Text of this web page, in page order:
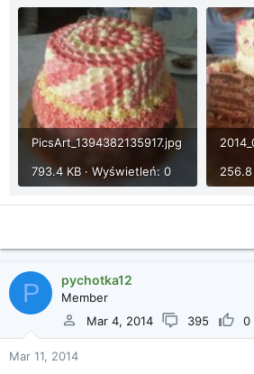
PicsArt_1394382135917.jpg
793.4 KB · Wyświetleń: 0
P pychotka12
Member
Mar 4, 2014
395 0
Mar 11, 2014